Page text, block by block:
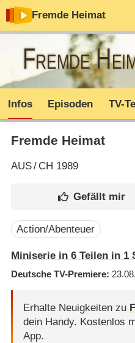
Fremde Heimat
Fremde
Infos Episoden TV-
Fremde Heimat
AUS/ CH 1989
Action/Abenteuer
Miniserie in 6 Teilen in 1
Deutsche TV-Premiere
Erhalte Neuigkeiten zu
dein Handy. Kostenlos
App.